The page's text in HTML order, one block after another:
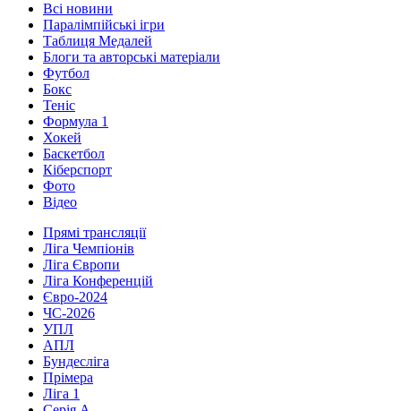
Всі новини
Паралімпійські ігри
Таблиця Медалей
Блоги та авторські матеріали
Футбол
Бокс
Теніс
Формула 1
Хокей
Баскетбол
Кіберспорт
Фото
Відео
Прямі трансляції
Ліга Чемпіонів
Ліга Європи
Ліга Конференцій
Євро-2024
ЧС-2026
УПЛ
АПЛ
Бундесліга
Прімера
Ліга 1